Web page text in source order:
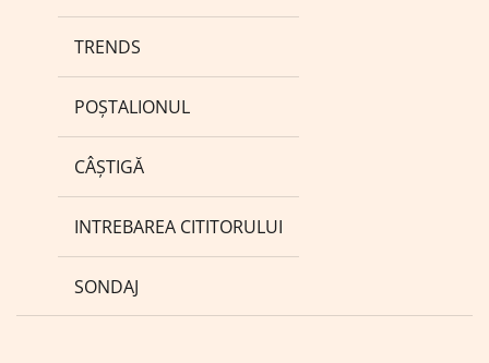
TRENDS
POȘTALIONUL
CÂȘTIGĂ
INTREBAREA CITITORULUI
SONDAJ